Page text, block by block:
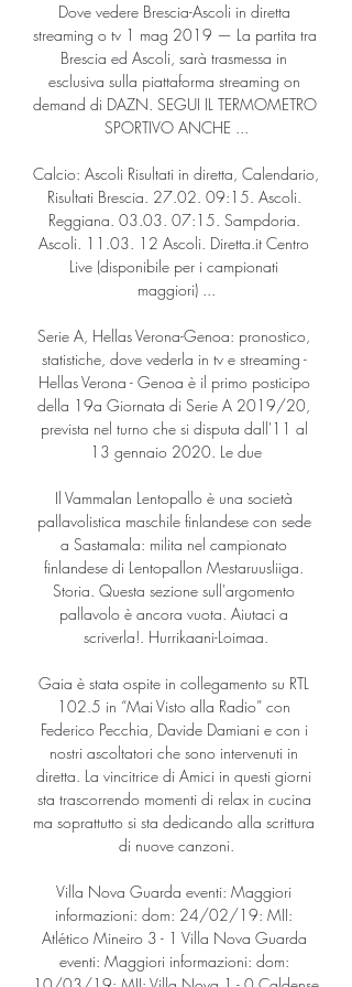
Dove vedere Brescia-Ascoli in diretta
streaming o tv 1 mag 2019 — La partita tra
Brescia ed Ascoli, sarà trasmessa in
esclusiva sulla piattaforma streaming on
demand di DAZN. SEGUI IL TERMOMETRO
SPORTIVO ANCHE ...
Calcio: Ascoli Risultati in diretta, Calendario,
Risultati Brescia. 27.02. 09:15. Ascoli.
Reggiana. 03.03. 07:15. Sampdoria.
Ascoli. 11.03. 12 Ascoli. Diretta.it Centro
Live (disponibile per i campionati
maggiori) ...
Serie A, Hellas Verona-Genoa: pronostico,
statistiche, dove vederla in tv e streaming -
Hellas Verona - Genoa è il primo posticipo
della 19a Giornata di Serie A 2019/20,
prevista nel turno che si disputa dall'11 al
13 gennaio 2020. Le due
Il Vammalan Lentopallo è una società
pallavolistica maschile finlandese con sede
a Sastamala: milita nel campionato
finlandese di Lentopallon Mestaruusliiga.
Storia. Questa sezione sull'argomento
pallavolo è ancora vuota. Aiutaci a
scriverla!. Hurrikaani-Loimaa.
Gaia è stata ospite in collegamento su RTL
102.5 in “Mai Visto alla Radio” con
Federico Pecchia, Davide Damiani e con i
nostri ascoltatori che sono intervenuti in
diretta. La vincitrice di Amici in questi giorni
sta trascorrendo momenti di relax in cucina
ma soprattutto si sta dedicando alla scrittura
di nuove canzoni.
Villa Nova Guarda eventi: Maggiori
informazioni: dom: 24/02/19: MII:
Atlético Mineiro 3 - 1 Villa Nova Guarda
eventi: Maggiori informazioni: dom: